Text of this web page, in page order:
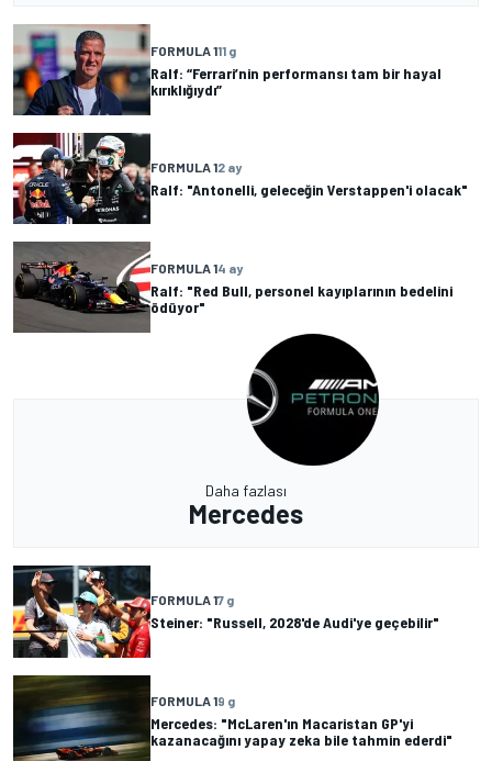
FORMULA 111 g
Ralf: “Ferrari’nin performansı tam bir hayal
kırıklığıydı”
FORMULA 12 ay
Ralf: "Antonelli, geleceğin Verstappen'i olacak"
FORMULA 14 ay
Ralf: "Red Bull, personel kayıplarının bedelini
ödüyor"
Daha fazlası
Mercedes
FORMULA 17 g
Steiner: "Russell, 2028'de Audi'ye geçebilir"
FORMULA 19 g
Mercedes: "McLaren'ın Macaristan GP'yi
kazanacağını yapay zeka bile tahmin ederdi"